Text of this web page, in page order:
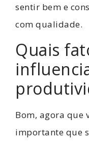
sentir bem e
com qualidade.
Quais
Bom, agora que
importante que